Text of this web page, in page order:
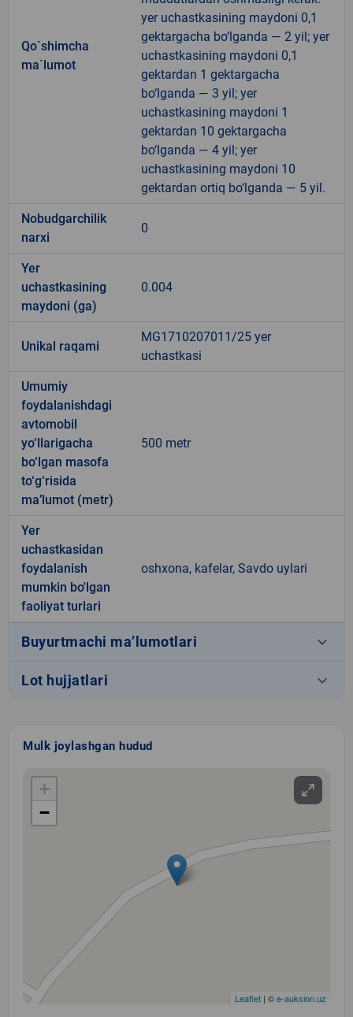
Qo`shimcha
ma`lumot
yer uchastkasining maydoni 0,1
gektargacha bo‘lganda — 2 yil; yer
uchastkasining maydoni 0,1
gektardan 1 gektargacha
bo‘lganda — 3 yil; yer
uchastkasining maydoni 1
gektardan 10 gektargacha
bo‘lganda — 4 yil; yer
uchastkasining maydoni 10
gektardan ortiq bo‘lganda — 5 yil.
Nobudgarchilik
narxi
0
Yer
uchastkasining
maydoni (ga)
0.004
Unikal raqami
MG1710207011/25 yer
uchastkasi
Umumiy
foydalanishdagi
avtomobil
yo‘llarigacha
bo‘lgan masofa
to‘g‘risida
ma’lumot (metr)
500 metr
Yer
uchastkasidan
foydalanish
mumkin bo'lgan
faoliyat turlari
oshxona, kafelar, Savdo uylari
Buyurtmachi ma’lumotlari keyboard_arrow_down
Lot hujjatlari keyboard_arrow_down
Mulk joylashgan hudud
+
−
Leaflet | ©e-auksion.uz